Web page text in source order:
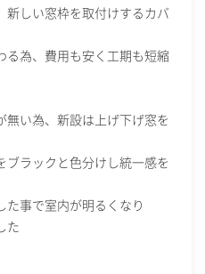
新しい窓枠を取付けするカバ
る為、費用も安く工期も短縮
無い為、新設は上げ下げ窓を
ブラックと色分けし統一感を
た事で室内が明るくなり
た